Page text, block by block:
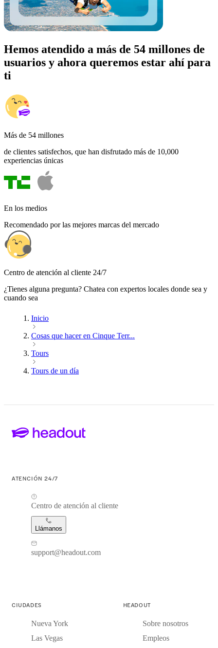
Hemos atendido a más de 54 millones de
usuarios y ahora queremos estar ahí para
ti
Más de 54 millones
de clientes satisfechos, que han disfrutado más de 10,000
experiencias únicas
En los medios
Recomendado por las mejores marcas del mercado
Centro de atención al cliente 24/7
¿Tienes alguna pregunta? Chatea con expertos locales donde sea y
cuando sea
Inicio
Cosas que hacer en Cinque Terr...
Tours
Tours de un día
ATENCIÓN 24/7
Centro de atención al cliente
Llámanos
support@headout.com
CIUDADES
Nueva York
Las Vegas
HEADOUT
Sobre nosotros
Empleos